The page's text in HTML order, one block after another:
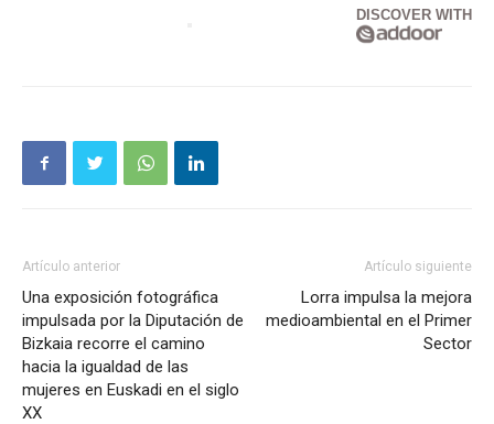
DISCOVER WITH
Artículo anterior
Una exposición fotográfica
impulsada por la Diputación de
Bizkaia recorre el camino
hacia la igualdad de las
mujeres en Euskadi en el siglo
XX
Artículo siguiente
Lorra impulsa la mejora
medioambiental en el Primer
Sector